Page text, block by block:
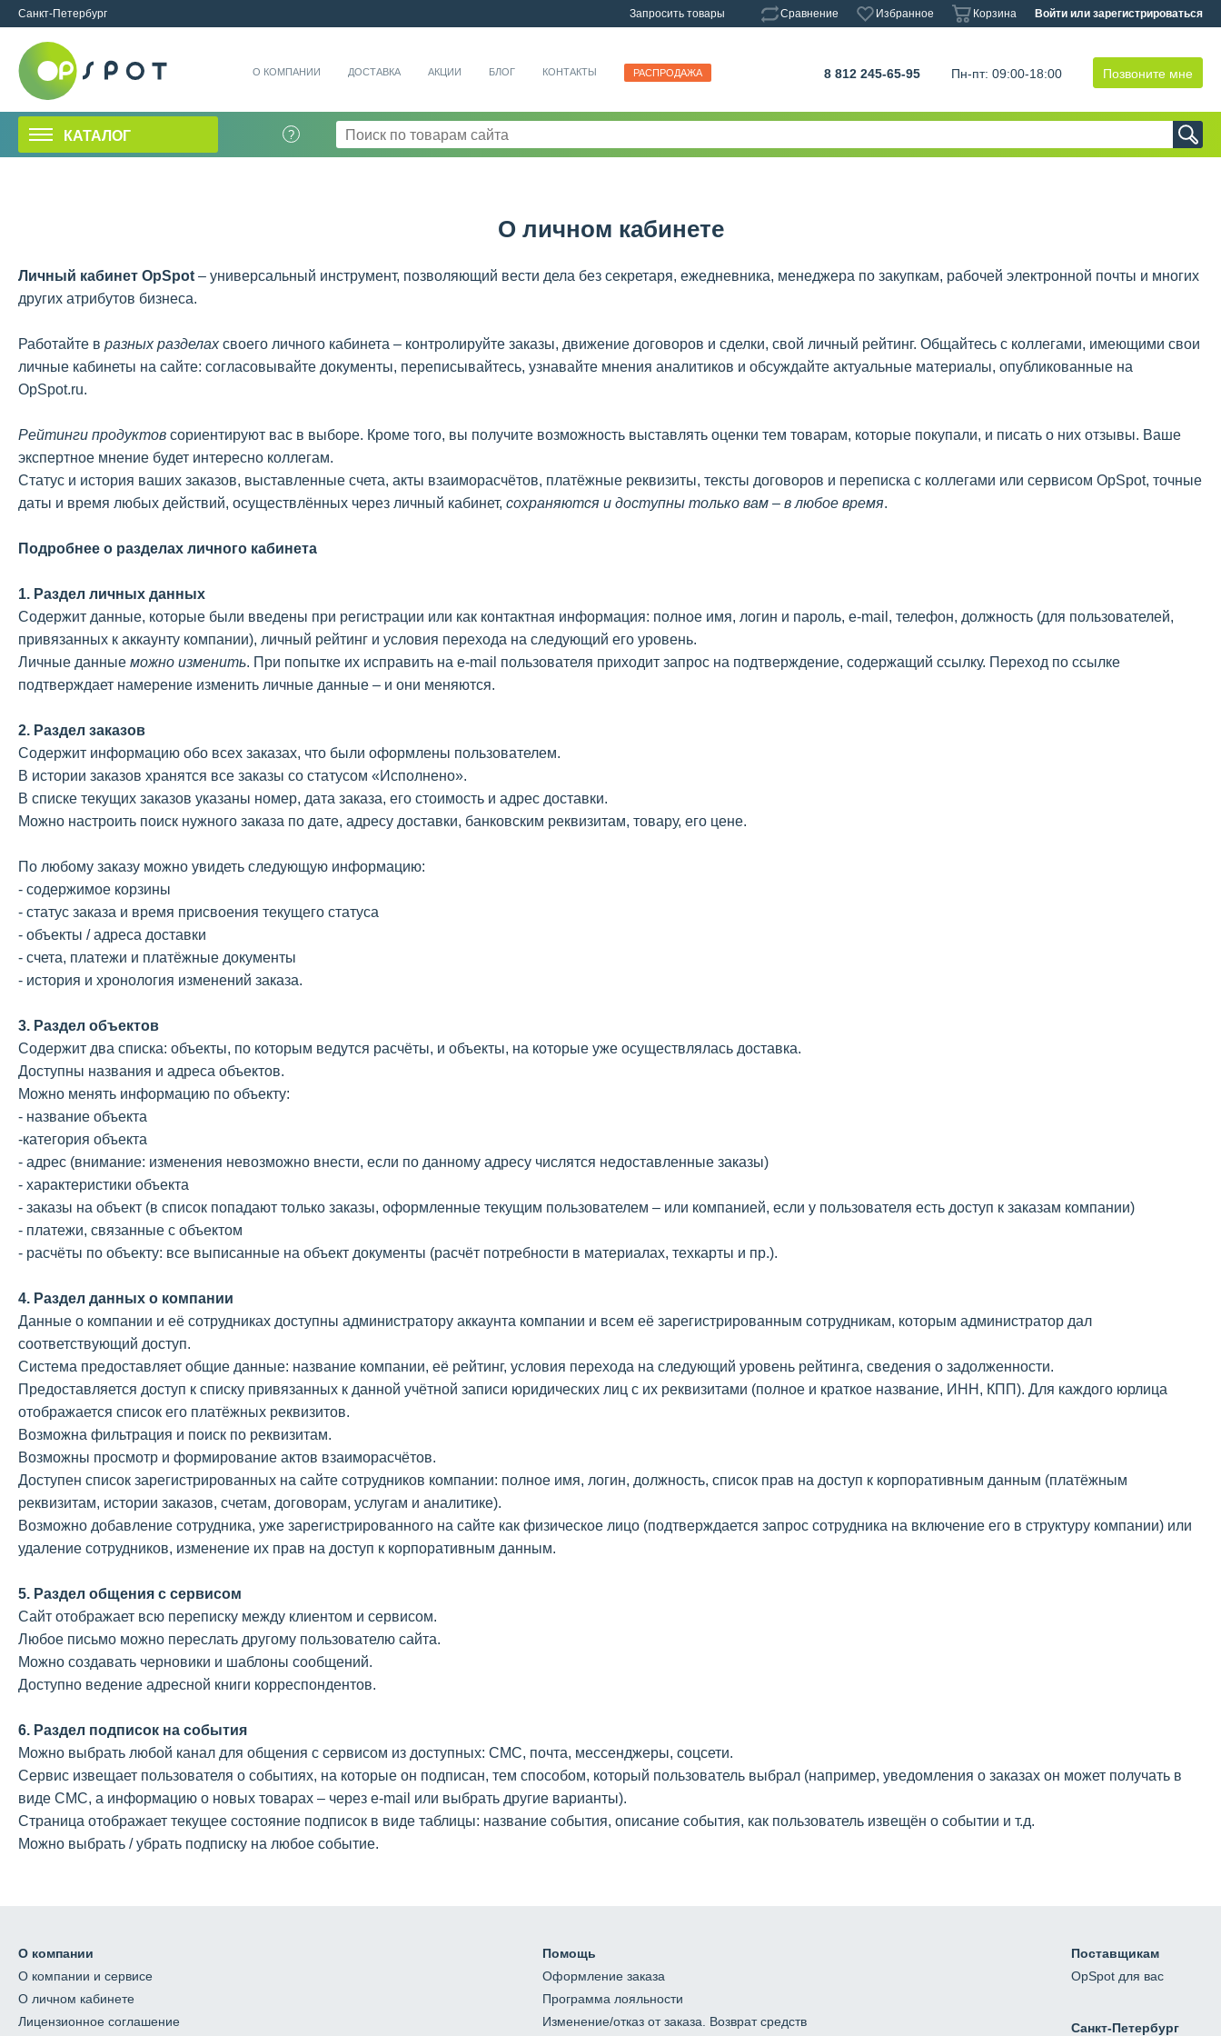
Санкт-Петербург Запросить товары Сравнение Избранное Корзина Войти или зарегистрироваться
О КОМПАНИИ ДОСТАВКА АКЦИИ БЛОГ КОНТАКТЫ РАСПРОДАЖА 8 812 245-65-95 Пн-пт: 09:00-18:00 Позвоните мне
КАТАЛОГ
О личном кабинете
Личный кабинет OpSpot – универсальный инструмент, позволяющий вести дела без секретаря, ежедневника, менеджера по закупкам, рабочей электронной почты и многих
других атрибутов бизнеса.
Работайте в разных разделахсвоего личного кабинета – контролируйте заказы, движение договоров и сделки, свой личный рейтинг. Общайтесь с коллегами, имеющими свои
личные кабинеты на сайте: согласовывайте документы, переписывайтесь, узнавайте мнения аналитиков и обсуждайте актуальные материалы, опубликованные на
OpSpot.ru.
Рейтинги продуктов сориентируют вас в выборе. Кроме того, вы получите возможность выставлять оценки тем товарам, которые покупали, и писать о них отзывы. Ваше
экспертное мнение будет интересно коллегам.
Статус и история ваших заказов, выставленные счета, акты взаиморасчётов, платёжные реквизиты, тексты договоров и переписка с коллегами или сервисом OpSpot, точные
даты и время любых действий, осуществлённых через личный кабинет, сохраняются и доступны только вам – в любое время.
Подробнее о разделах личного кабинета
1. Раздел личных данных
Содержит данные, которые были введены при регистрации или как контактная информация: полное имя, логин и пароль, e-mail, телефон, должность (для пользователей,
привязанных к аккаунту компании), личный рейтинг и условия перехода на следующий его уровень.
Личные данные можно изменить. При попытке их исправить на e-mail пользователя приходит запрос на подтверждение, содержащий ссылку. Переход по ссылке
подтверждает намерение изменить личные данные – и они меняются.
2. Раздел заказов
Содержит информацию обо всех заказах, что были оформлены пользователем.
В истории заказов хранятся все заказы со статусом «Исполнено».
В списке текущих заказов указаны номер, дата заказа, его стоимость и адрес доставки.
Можно настроить поиск нужного заказа по дате, адресу доставки, банковским реквизитам, товару, его цене.
По любому заказу можно увидеть следующую информацию:
- содержимое корзины
- статус заказа и время присвоения текущего статуса
- объекты / адреса доставки
- счета, платежи и платёжные документы
- история и хронология изменений заказа.
3. Раздел объектов
Содержит два списка: объекты, по которым ведутся расчёты, и объекты, на которые уже осуществлялась доставка.
Доступны названия и адреса объектов.
Можно менять информацию по объекту:
- название объекта
-категория объекта
- адрес (внимание: изменения невозможно внести, если по данному адресу числятся недоставленные заказы)
- характеристики объекта
- заказы на объект (в список попадают только заказы, оформленные текущим пользователем – или компанией, если у пользователя есть доступ к заказам компании)
- платежи, связанные с объектом
- расчёты по объекту: все выписанные на объект документы (расчёт потребности в материалах, техкарты и пр.).
4. Раздел данных о компании
Данные о компании и её сотрудниках доступны администратору аккаунта компании и всем её зарегистрированным сотрудникам, которым администратор дал
соответствующий доступ.
Система предоставляет общие данные: название компании, её рейтинг, условия перехода на следующий уровень рейтинга, сведения о задолженности.
Предоставляется доступ к списку привязанных к данной учётной записи юридических лиц с их реквизитами (полное и краткое название, ИНН, КПП). Для каждого юрлица
отображается список его платёжных реквизитов.
Возможна фильтрация и поиск по реквизитам.
Возможны просмотр и формирование актов взаиморасчётов.
Доступен список зарегистрированных на сайте сотрудников компании: полное имя, логин, должность, список прав на доступ к корпоративным данным (платёжным
реквизитам, истории заказов, счетам, договорам, услугам и аналитике).
Возможно добавление сотрудника, уже зарегистрированного на сайте как физическое лицо (подтверждается запрос сотрудника на включение его в структуру компании) или
удаление сотрудников, изменение их прав на доступ к корпоративным данным.
5. Раздел общения с сервисом
Сайт отображает всю переписку между клиентом и сервисом.
Любое письмо можно переслать другому пользователю сайта.
Можно создавать черновики и шаблоны сообщений.
Доступно ведение адресной книги корреспондентов.
6. Раздел подписок на события
Можно выбрать любой канал для общения с сервисом из доступных: СМС, почта, мессенджеры, соцсети.
Сервис извещает пользователя о событиях, на которые он подписан, тем способом, который пользователь выбрал (например, уведомления о заказах он может получать в
виде СМС, а информацию о новых товарах – через e-mail или выбрать другие варианты).
Страница отображает текущее состояние подписок в виде таблицы: название события, описание события, как пользователь извещён о событии и т.д.
Можно выбрать / убрать подписку на любое событие.
О компании
О компании и сервисе
О личном кабинете
Лицензионное соглашение
Помощь
Оформление заказа
Программа лояльности
Изменение/отказ от заказа. Возврат средств
Поставщикам
OpSpot для вас
Санкт-Петербург